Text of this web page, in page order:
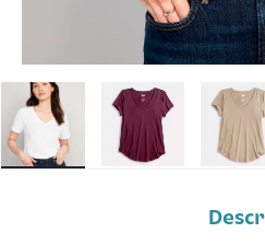
Ver más categorías